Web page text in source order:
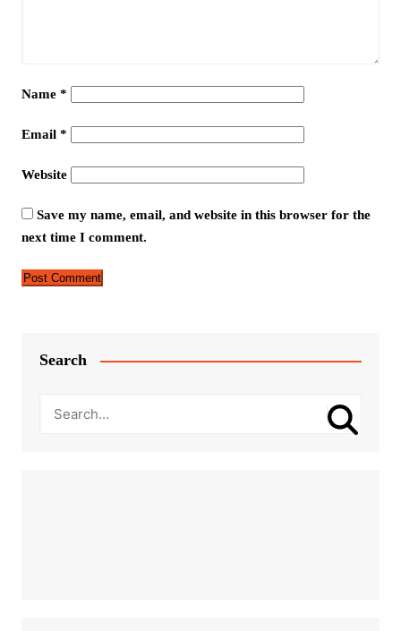
Name *
Email *
Website
Save my name, email, and website in this browser for the
next time I comment.
Search